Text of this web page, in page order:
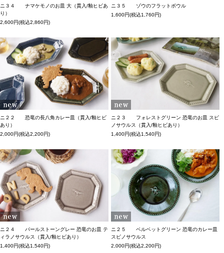
ニ３４ ナマケモノのお皿 大（貫入/釉ヒビあ
り）
2,600円(税込2,860円)
ニ３５ ゾウのフラットボウル
1,600円(税込1,760円)
ニ２２ 恐竜の長八角カレー皿（貫入/釉ヒビ
あり）
2,000円(税込2,200円)
ニ２３ フォレストグリーン 恐竜のお皿 スピ
ノサウルス（貫入/釉ヒビあり）
1,400円(税込1,540円)
ニ２４ パールストーングレー 恐竜のお皿 テ
ィラノサウルス（貫入/釉ヒビあり）
1,400円(税込1,540円)
ニ２５ ベルベットグリーン 恐竜のカレー皿
スピノサウルス
2,000円(税込2,200円)